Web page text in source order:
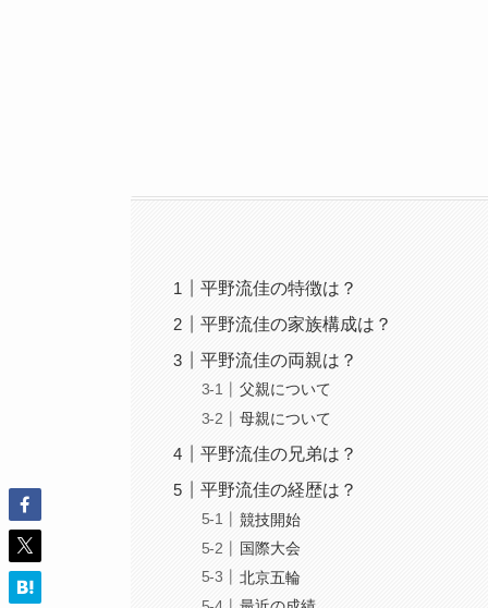
平野流佳の特徴は？
平野流佳の家族構成は？
平野流佳の両親は？
父親について
母親について
平野流佳の兄弟は？
平野流佳の経歴は？
競技開始
国際大会
北京五輪